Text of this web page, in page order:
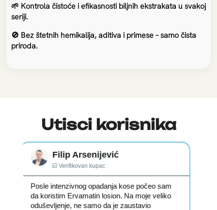
🌱 Kontrola čistoće i efikasnosti biljnih ekstrakata u svakoj
seriji.
🚫 Bez štetnih hemikalija, aditiva i primese – samo čista
priroda.
Utisci korisnika
Dragana Vasković
☑️ Verifikovan kupac
Godinama sam imala problem sa suvom i
osetljivom kožom, naročito tokom letovanja,
prilikom izloženosti velikoj količini sunčeve